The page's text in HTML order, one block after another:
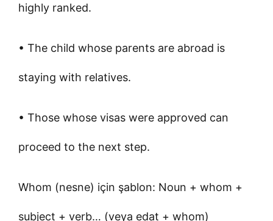
highly ranked.
• The child whose parents are abroad is
staying with relatives.
• Those whose visas were approved can
proceed to the next step.
Whom (nesne) için şablon: Noun + whom +
subject + verb… (veya edat + whom)